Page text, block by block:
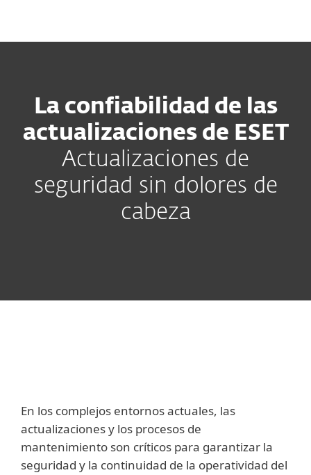
La confiabilidad de las
actualizaciones de ESET
Actualizaciones de
seguridad sin dolores de
cabeza
En los complejos entornos actuales, las
actualizaciones y los procesos de
mantenimiento son críticos para garantizar la
seguridad y la continuidad de la operatividad del